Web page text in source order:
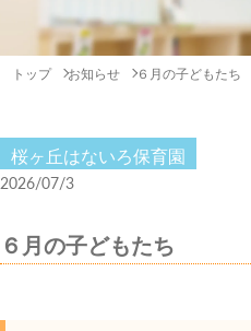
トップ お知らせ ６月の子どもたち
桜ヶ丘はないろ保育園
2026/07/3
６月の子どもたち